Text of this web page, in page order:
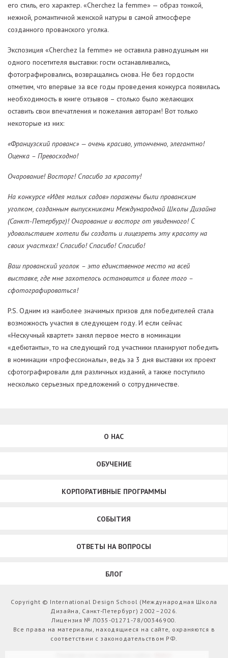
его стиль, его характер. «Cherchez la femme» — образ тонкой,
нежной, романтичной женской натуры в самой атмосфере
созданного прованского уголка.
Экспозиция «Cherchez la femme» не оставила равнодушным ни
одного посетителя выставки: гости останавливались,
фотографировались, возвращались снова. Не без гордости
отметим, что впервые за все годы проведения конкурса появилась
необходимость в книге отзывов – столько было желающих
оставить свои впечатления и пожелания авторам! Вот только
некоторые из них:
«Французский прованс» — очень красиво, утонченно, элегантно!
Оценка – Превосходно!
Очарование! Восторг! Спасибо за красоту!
На конкурсе «Идея малых садов» поражены были прованским
уголком, созданным выпускниками Международной Школы Дизайна
(Санкт-Петербург)! Очарование и восторг от увиденного! С
удовольствием хотели бы создать и лицезреть эту красоту на
своих участках! Спасибо! Спасибо! Спасибо!
Ваш прованский уголок – это единственное место на всей
выставке, где мне захотелось остановится и более того –
сфотографироваться!
P.S. Одним из наиболее значимых призов для победителей стала
возможность участия в следующем году. И если сейчас
«Нескучный квартет» занял первое место в номинации
«дебютанты», то на следующий год участники планируют победить
в номинации «профессионалы», ведь за 3 дня выставки их проект
сфотографировали для различных изданий, а также поступило
несколько серьезных предложений о сотрудничестве.
О НАС
ОБУЧЕНИЕ
КОРПОРАТИВНЫЕ ПРОГРАММЫ
СОБЫТИЯ
ОТВЕТЫ НА ВОПРОСЫ
БЛОГ
Copyright © International Design School (Международная Школа
Дизайна, Санкт-Петербург) 2002–2026.
Лицензия № Л035-01271-78/00346900.
Все права на материалы, находящиеся на сайте, охраняются в
соответствии с законодательством РФ.